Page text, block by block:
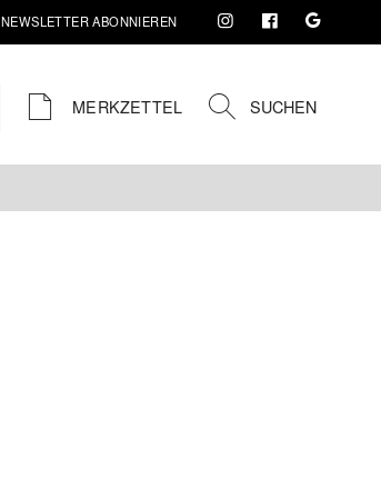
NEWSLETTER ABONNIEREN
MERKZETTEL SUCHEN